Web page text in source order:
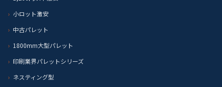
小ロット激安
中古パレット
1800mm大型パレット
印刷業界パレットシリーズ
ネスティング型